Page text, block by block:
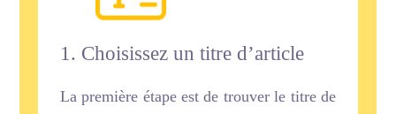
1. Choisissez un titre d’article
La première étape est de trouver le titre de